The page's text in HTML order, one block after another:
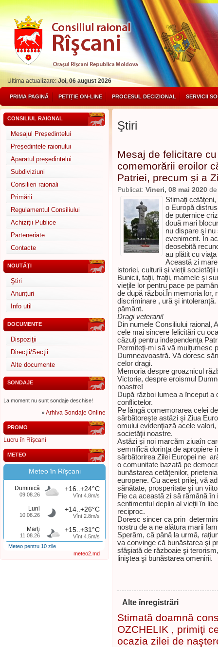
Ultima actualizare:Joi, 06 august 2026
PRIMA PAGINĂ PETIȚIE ON-LINE PROCESUL DECIZIONAL SERVICII
CONSILIUL RAIONAL
Mesajul Președintelui
Președintele raionului
Aparatul președintelui
Subdiviziuni
Consilieri raionali
Primării
Regulamentul Consiliului
Achiziţii Publice
Parteneriate
Contacte
NOUTĂŢI
Ştiri
Anunţuri
Info util
DOCUMENTE
Dispoziţii
Direcţii/Secţii
Alte documente
SONDAJE
La moment nu sunt sondaje deschise!
»Arhiva Sondaje Online
PROMO
Lucru în Rîșcani
METEO
Meteo în Rîşcani
Duminică
09.08.26
+16..+24°C
Vînt 4.8m/s
Luni
10.08.26
+14..+26°C
Vînt 2.8m/s
Marţi
11.08.26
+15..+31°C
Vînt 4.5m/s
Meteo pentru 10 zile
meteo2.md
Ştiri
Mesaj de felicitare
comemorării eroilor
Patriei, precum și a
Publicat: Vineri, 08 mai 2020
Stimaţi
o Europă
de puternice
două mari
nu dispare şi
eveniment. În
deosebită
au plătit cu
Această zi
istoriei, culturii şi vieţii societăţii
Bunicii, taţii, fraţii, mamele şi
vieţile lor pentru pace pe
de după război.În memoria lor,
discriminare , ură şi
pământ.
Dragi veterani!
Din numele Consiliului raional,
cele mai sincere felicitări cu
căzuţi pentru independenţa
Permiteţi-mi să vă mulţumesc
Dumneavoastră. Vă doresc
celor dragi.
Memoria despre groaznicul
Victorie, despre eroismul
noastre!
După război lumea a început a
conflictelor.
Pe lângă comemorarea celei
sărbătoreşte astăzi şi Ziua
omului evidenţiază acele
societăţii noastre.
Astăzi și noi marcăm ziuaîn
semnifică dorinţa de apropiere
sărbătorirea Zilei Europei ne
o comunitate bazată pe
bunăstarea cetăţenilor,
europene. Cu acest prilej, vă
sănătate, prosperitate şi un
Fie ca această zi să rămână
sentimentul deplin al vieţii în
reciproc.
Doresc sincer ca prin
nostru de a ne alătura marii
Sperăm, că până la urmă,
va convinge că bunăstarea şi
sfâşiată de războaie şi
liniştea şi bunăstarea omenirii.
Alte înregistrări
Stimată doamnă
OZCHELIK , primiţi
ocazia zilei de